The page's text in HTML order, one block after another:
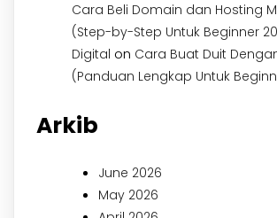
Cara Beli Domain dan Hosting
(Step-by-Step Untuk Beginner
Digital on Cara Buat Duit
(Panduan Lengkap Untuk
Arkib
June 2026
May 2026